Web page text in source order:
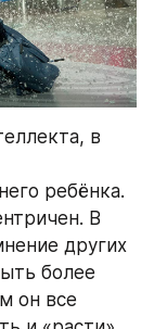
в
ребёнка.
В
других
более
он все